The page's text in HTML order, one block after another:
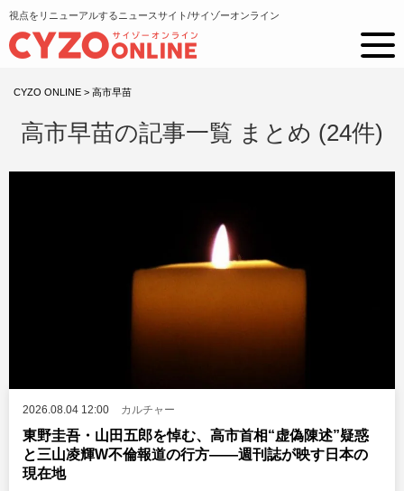
視点をリニューアルするニュースサイト/サイゾーオンライン
CYZO ONLINE > 高市早苗
高市早苗の記事一覧 まとめ (24件)
2026.08.04 12:00 カルチャー
東野圭吾・山田五郎を悼む、高市首相“虚偽陳述”疑惑
と三山凌輝W不倫報道の行方――週刊誌が映す日本の
現在地